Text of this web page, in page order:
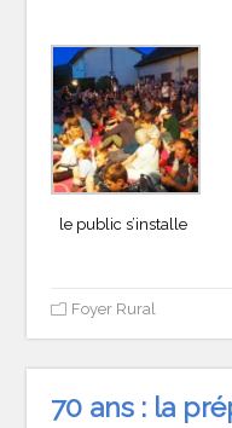
le public s’installe
Foyer Rural
70 ans : la